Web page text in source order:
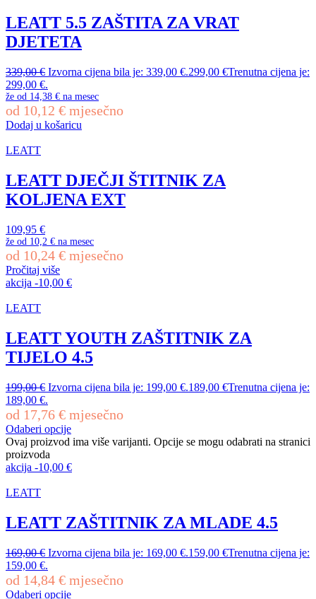
LEATT 5.5 ZAŠTITA ZA VRAT
DJETETA
339,00€ Izvorna cijena bila je: 339,00 €.299,00 €Trenutna cijena je:
299,00 €.
že od 14,38 € na mesec
od 10,12 € mjesečno
Dodaj u košaricu
LEATT
LEATT DJEČJI ŠTITNIK ZA
KOLJENA EXT
109,95 €
že od 10,2 € na mesec
od 10,24 € mjesečno
Pročitaj više
akcija -10,00 €
LEATT
LEATT YOUTH ZAŠTITNIK ZA
TIJELO 4.5
199,00€ Izvorna cijena bila je: 199,00 €.189,00 €Trenutna cijena je:
189,00 €.
od 17,76 € mjesečno
Odaberi opcije
Ovaj proizvod ima više varijanti. Opcije se mogu odabrati na stranici
proizvoda
akcija -10,00 €
LEATT
LEATT ZAŠTITNIK ZA MLADE 4.5
169,00€ Izvorna cijena bila je: 169,00 €.159,00 €Trenutna cijena je:
159,00 €.
od 14,84 € mjesečno
Odaberi opcije